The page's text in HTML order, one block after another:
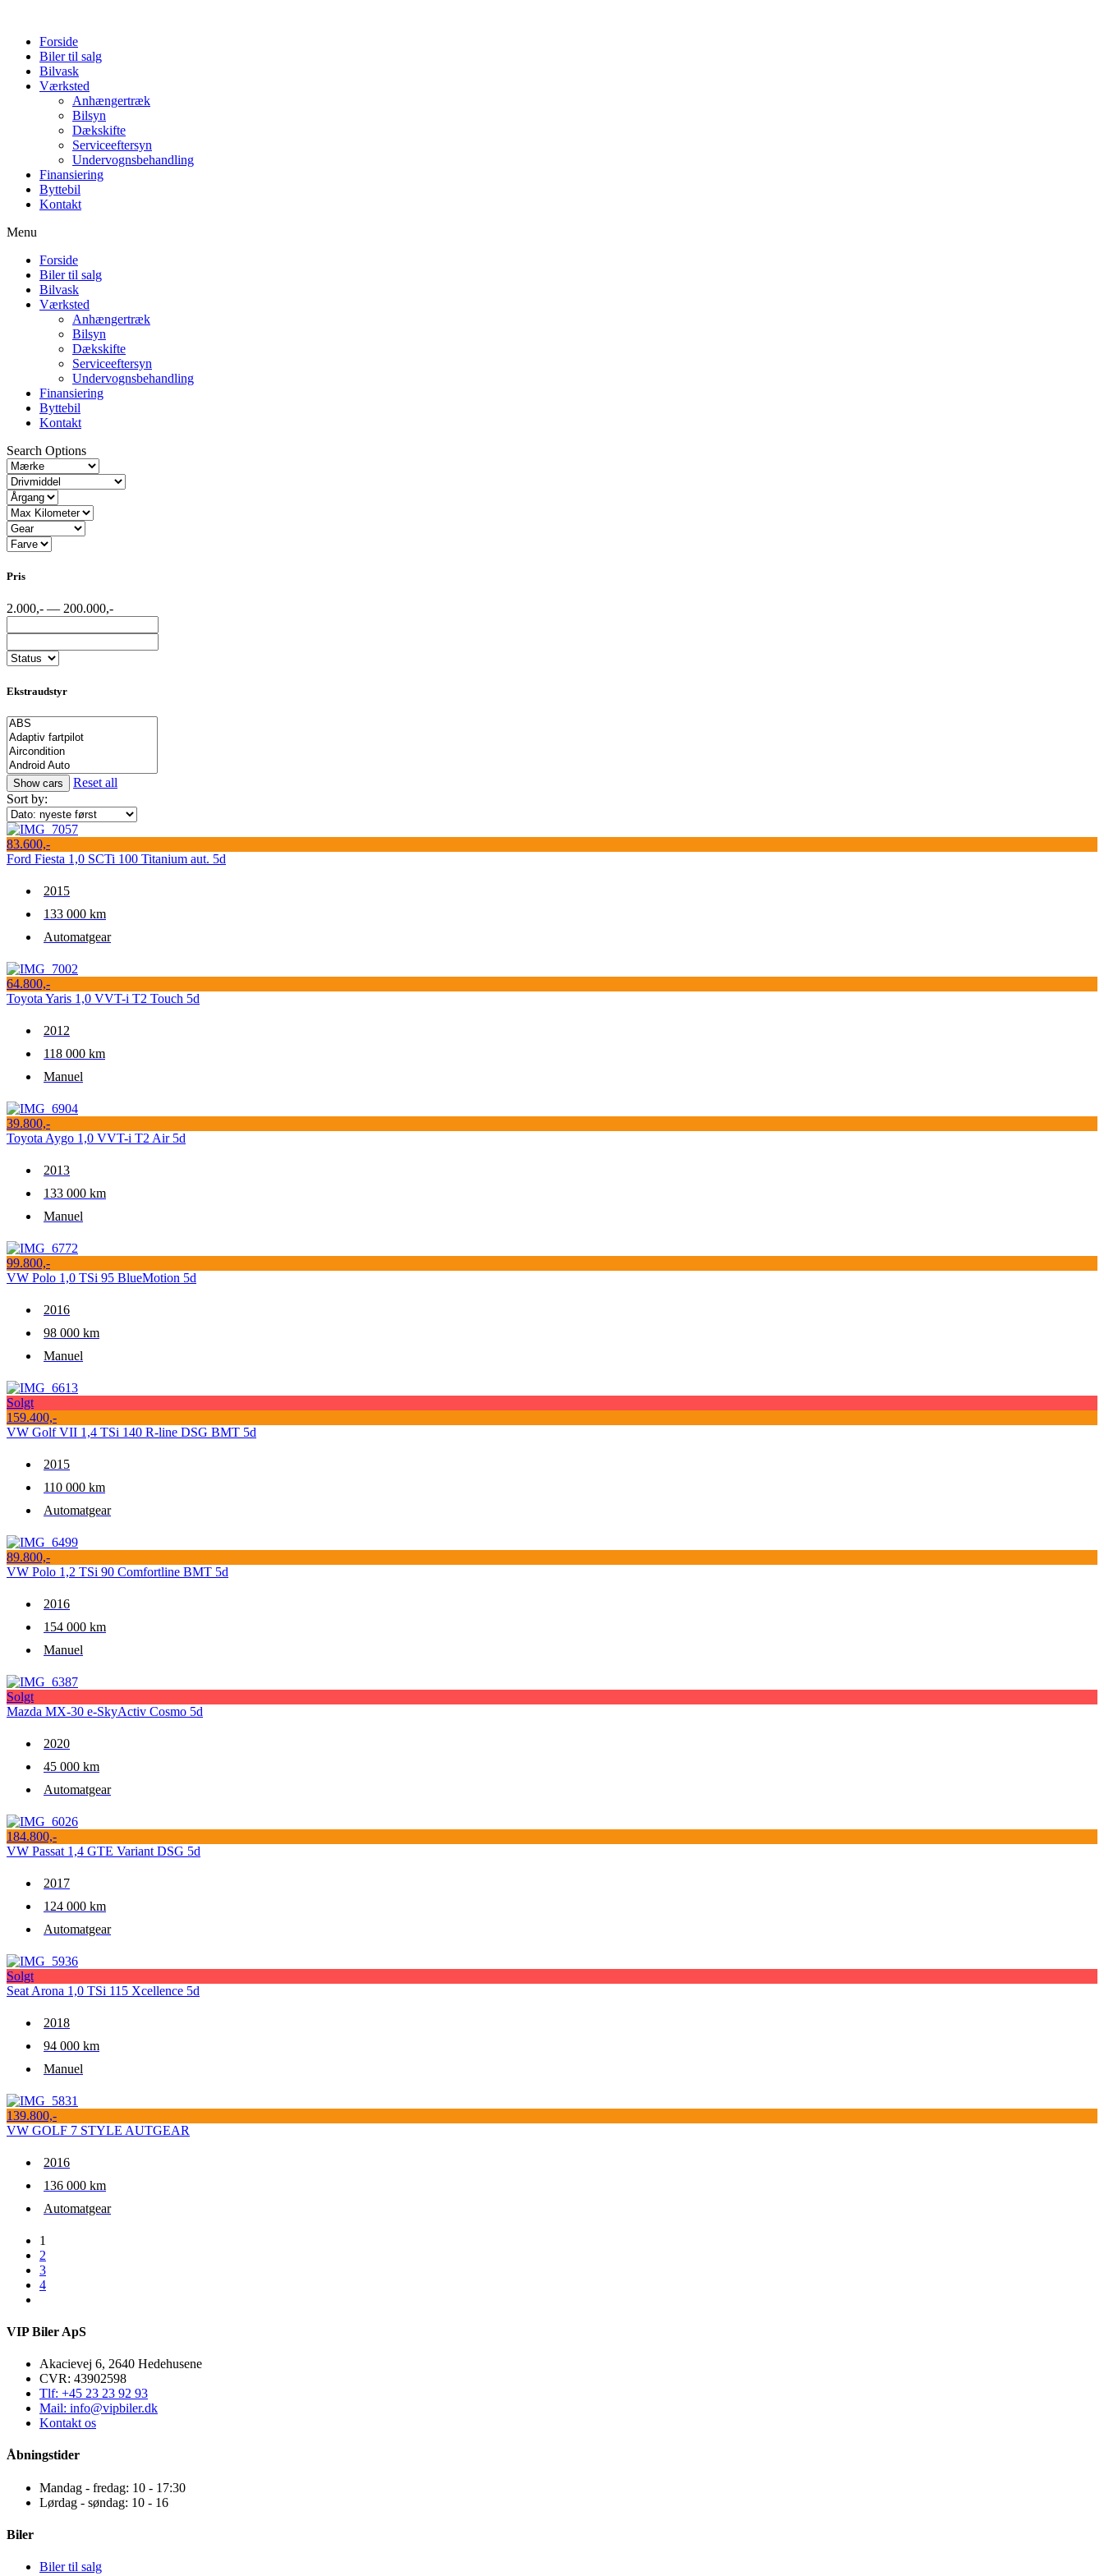
Forside
Biler til salg
Bilvask
Værksted
Anhængertræk
Bilsyn
Dækskifte
Serviceeftersyn
Undervognsbehandling
Finansiering
Byttebil
Kontakt
Menu
Forside
Biler til salg
Bilvask
Værksted
Anhængertræk
Bilsyn
Dækskifte
Serviceeftersyn
Undervognsbehandling
Finansiering
Byttebil
Kontakt
Search Options
Pris
2.000,- — 200.000,-
Ekstraudstyr
Reset all
Sort by:
83.600,-
Ford Fiesta 1,0 SCTi 100 Titanium aut. 5d
2015
133 000 km
Automatgear
64.800,-
Toyota Yaris 1,0 VVT-i T2 Touch 5d
2012
118 000 km
Manuel
39.800,-
Toyota Aygo 1,0 VVT-i T2 Air 5d
2013
133 000 km
Manuel
99.800,-
VW Polo 1,0 TSi 95 BlueMotion 5d
2016
98 000 km
Manuel
Solgt
159.400,-
VW Golf VII 1,4 TSi 140 R-line DSG BMT 5d
2015
110 000 km
Automatgear
89.800,-
VW Polo 1,2 TSi 90 Comfortline BMT 5d
2016
154 000 km
Manuel
Solgt
Mazda MX-30 e-SkyActiv Cosmo 5d
2020
45 000 km
Automatgear
184.800,-
VW Passat 1,4 GTE Variant DSG 5d
2017
124 000 km
Automatgear
Solgt
Seat Arona 1,0 TSi 115 Xcellence 5d
2018
94 000 km
Manuel
139.800,-
VW GOLF 7 STYLE AUTGEAR
2016
136 000 km
Automatgear
1
2
3
4
VIP Biler ApS
Akacievej 6, 2640 Hedehusene
CVR: 43902598
Tlf: +45 23 23 92 93
Mail: info@vipbiler.dk
Kontakt os
Åbningstider
Mandag - fredag: 10 - 17:30
Lørdag - søndag: 10 - 16
Biler
Biler til salg